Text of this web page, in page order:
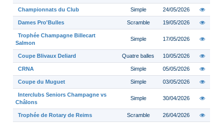
Championnats du Club Simple 24/05/2026
Dames Pro'Bulles Scramble 19/05/2026
Trophée Champagne Billecart
Salmon
Simple 17/05/2026
Coupe Blivaux Deliard Quatre balles 10/05/2026
CRNA Simple 05/05/2026
Coupe du Muguet Simple 03/05/2026
Interclubs Seniors Champagne vs
Châlons
Simple 30/04/2026
Trophée de Rotary de Reims Scramble 26/04/2026